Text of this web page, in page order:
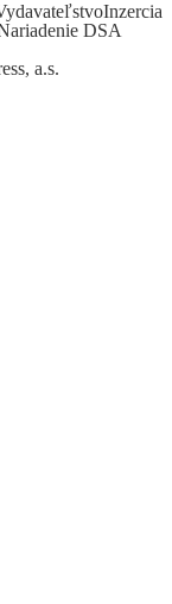
Inzercia
DSA
a.s.